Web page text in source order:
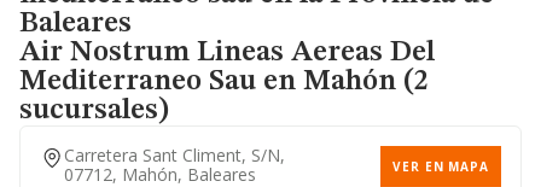
Baleares
Air Nostrum Lineas Aereas Del
Mediterraneo Sau en Mahón (2
sucursales)
Carretera Sant Climent, S/n,
07712, Mahón, Baleares
VER EN MAPA